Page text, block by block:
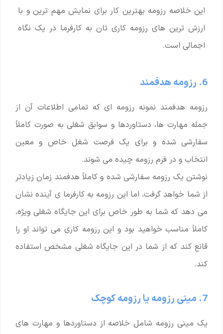
این خلاصه رزومه بهترین کار برای نمایش مهم ترین و با
ارزش ترین های رزومه کاری تان به کارفرما در یک نگاه
اجمالی است.
6. رزومه هدفمند
رزومه هدفمند نمونه رزومه ای که تمامی اطلاعات آن از
جمله مهارت ها، دستاوردها و سوابق شغلی به صورت کاملاً
سفارشی شده و برای یک فرصت شغل خاص و معین
انتخاب و در فرم رزومه چیده می شوند.
نوشتن یک رزومه سفارشی شده و کاملاً هدفمند زمان زیادتر
از شما خواهد گرفت، اما این رزومه به کارفرما ی آینده نشان
می دهد که شما به طور خاص برای این جایگاه شغلی ویژه،
کاملاً مناسب خواهید بود و این رزومه کاری می تواند او را
قانع کند که از شما در این جایگاه شغلی مشخص استفاده
کند.
7. مینی رزومه یا رزومه کوچک
یک مینی رزومه شامل خلاصه از دستاوردها و مهارت های